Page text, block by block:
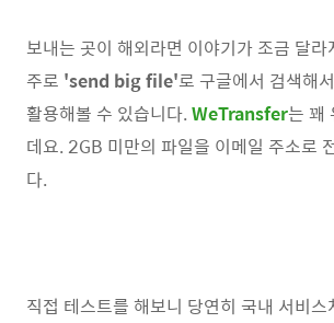
보내는 곳이 해외라면 이야기가 조금 달
주로 'send big file'로 구글에서 검색해
활용해볼 수 있습니다. WeTransfer는 꽤
데요. 2GB 미만의 파일을 이메일 주소로
다.
직접 테스트를 해보니 당연히 국내 서비